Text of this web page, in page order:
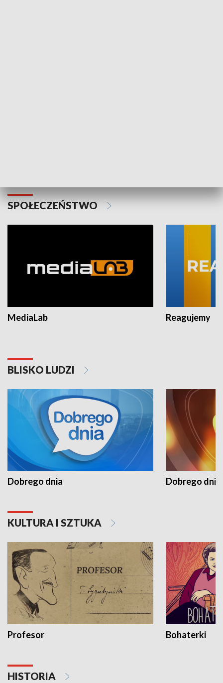
SPOŁECZEŃSTWO
MediaLab Reagujemy
BLISKO LUDZI
Dobrego dnia Dobrego dnia
KULTURA I SZTUKA
Profesor Bohaterki
HISTORIA